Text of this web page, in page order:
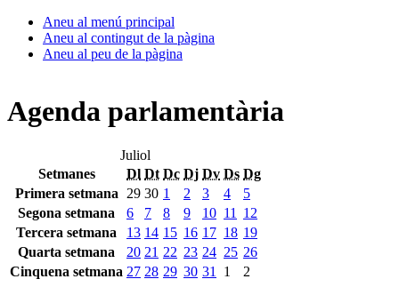
Aneu al menú principal
Aneu al contingut de la pàgina
Aneu al peu de la pàgina
Agenda parlamentària
Juliol
Setmanes
Dl Dt Dc Dj Dv Ds Dg
Primera setmana
29 30 1 2 3 4
5
Segona setmana
6 7 8 9 10 11
12
Tercera setmana
13 14 15 16 17 18 19
Quarta setmana
20 21 22 23 24 25 26
Cinquena setmana 27 28 29 30 31 1 2